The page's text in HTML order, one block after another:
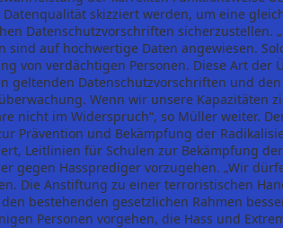
skizziert werden, um eine
Datenschutzvorschriften sicherzustellen.
sind auf hochwertige Daten angewiesen.
von verdächtigen Personen. Diese Art
geltenden Datenschutzvorschriften und
Wenn wir unsere Kapazitäten
nicht im Widerspruch“, so Müller weiter.
Prävention und Bekämpfung der
Leitlinien für Schulen zur Bekämpfung
gegen Hassprediger vorzugehen. „Wir
Die Anstiftung zu einer terroristischen
bestehenden gesetzlichen Rahmen
Personen vorgehen, die Hass und